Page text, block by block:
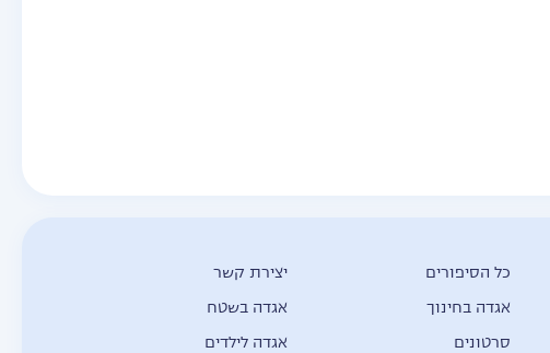
כל הסיפורים
יצירת קשר
אגדה בחינוך
אגדה בשטח
סרטונים אגדה לילדים